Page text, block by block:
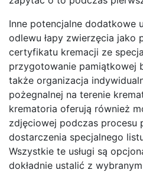
Inne potencjalne dodatkowe
odlewu łapy zwierzęcia jako
certyfikatu kremacji ze
przygotowanie pamiątkowej
także organizacja
pożegnalnej na terenie
krematoria oferują również
zdjęciowej podczas procesu
dostarczenia specjalnego
Wszystkie te usługi są
dokładnie ustalić z